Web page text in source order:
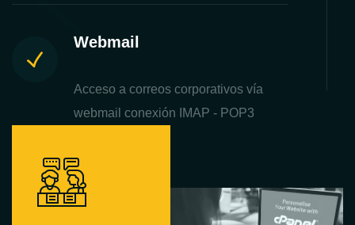
Webmail
Acceso a correos corporativos vía
webmail conexión IMAP - POP3